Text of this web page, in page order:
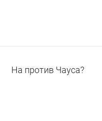
На против Чауса?